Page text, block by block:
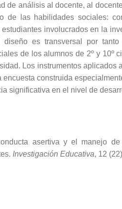
de análisis al docente, al
de las habilidades sociales:
involucrados en la
diseño es transversal por
de los alumnos de 2º y 10º
Los instrumentos aplicados
encuesta construida
significativa en el nivel de
asertiva y el manejo
Investigación Educativa, 12